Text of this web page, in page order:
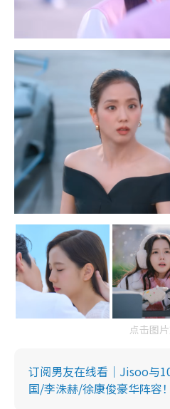
点击图
订阅男友在线看｜Jisoo与
国/李洙赫/徐康俊豪华阵容